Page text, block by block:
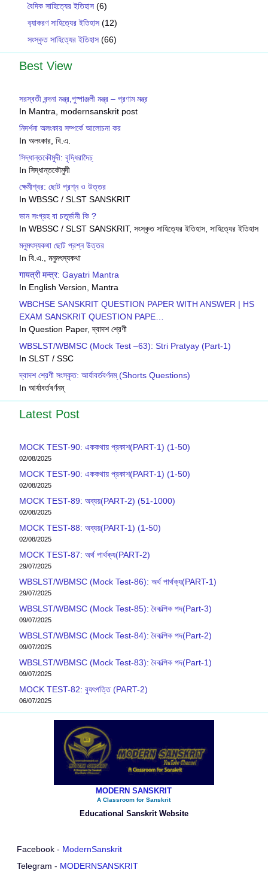
বৈদিক সাহিত্যের ইতিহাস (6)
ব‍্যাকরণ সাহিত‍্যের ইতিহাস (12)
সংস্কৃত সাহিত্যের ইতিহাস (66)
Best View
সরস্বতী বন্দনা মন্ত্র,পুষ্পাঞ্জলী মন্ত্র – প্রণাম মন্ত্র
In Mantra, modernsanskrit post
নিদর্শনা অলংকার সম্পর্কে আলোচনা কর
In অলংকার, বি.এ.
সিদ্ধান্তকৌমুদী: বৃদ্ধিরাদৈচ্
In সিদ্ধান্তকৌমুদী
ক্ষেমীশ্বর: ছোট প্রশ্ন ও উত্তর
In WBSSC / SLST SANSKRIT
ভান সংগ্রহ বা চতুর্ভানী কি ?
In WBSSC / SLST SANSKRIT, সংস্কৃত সাহিত্যের ইতিহাস, সাহিত্যের ইতিহাস
মনুমৎস্যকথা ছোট প্রশ্ন উত্তর
In বি.এ., মনুমৎস্যকথা
गायत्री मन्त्र: Gayatri Mantra
In English Version, Mantra
WBCHSE SANSKRIT QUESTION PAPER WITH ANSWER | HS
EXAM SANSKRIT QUESTION PAPE…
In Question Paper, দ্বাদশ শ্রেণী
WBSLST/WBMSC (Mock Test –63): Stri Pratyay (Part-1)
In SLST / SSC
দ্বাদশ শ্রেণী সংস্কৃত: আর্যাবর্তবর্ণনম্ (Shorts Questions)
In আর্যাবর্তবর্ণনম্
Latest Post
MOCK TEST-90: এককথায় প্রকাশ(PART-1) (1-50)
02/08/2025
MOCK TEST-90: এককথায় প্রকাশ(PART-1) (1-50)
02/08/2025
MOCK TEST-89: অব্যয়(PART-2) (51-1000)
02/08/2025
MOCK TEST-88: অব্যয়(PART-1) (1-50)
02/08/2025
MOCK TEST-87: অর্থ পার্থক্য(PART-2)
29/07/2025
WBSLST/WBMSC (Mock Test-86): অর্থ পার্থক্য(PART-1)
29/07/2025
WBSLST/WBMSC (Mock Test-85): বৈকল্পিক পদ(Part-3)
09/07/2025
WBSLST/WBMSC (Mock Test-84): বৈকল্পিক পদ(Part-2)
09/07/2025
WBSLST/WBMSC (Mock Test-83): বৈকল্পিক পদ(Part-1)
09/07/2025
MOCK TEST-82: ব‍্যুৎপত্তি (PART-2)
06/07/2025
MODERN SANSKRIT
A Classroom for Sanskrit
Educational Sanskrit Website
Facebook - ModernSanskrit
Telegram - MODERNSANSKRIT